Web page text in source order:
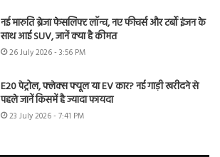
नई मारुति ब्रेजा फेसलिफ्ट लॉन्च, नए फीचर्स और टर्बो इंजन के
साथ आई SUV, जानें क्या है कीमत
26 July 2026 - 3:56 PM
E20 पेट्रोल, फ्लेक्स फ्यूल या EV कार? नई गाड़ी खरीदने से
पहले जानें किसमें है ज्यादा फायदा
23 July 2026 - 7:41 PM